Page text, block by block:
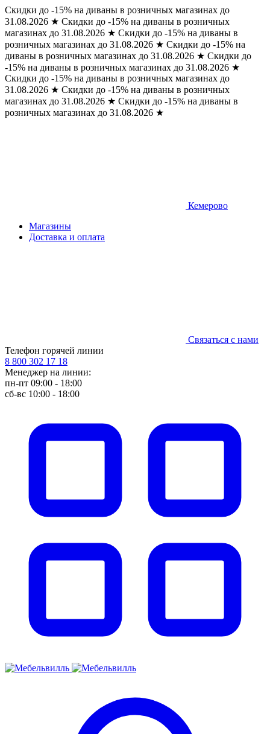
Скидки до -15% на диваны в розничных магазинах до
31.08.2026 ★ Скидки до -15% на диваны в розничных
магазинах до 31.08.2026 ★ Скидки до -15% на диваны в
розничных магазинах до 31.08.2026 ★ Скидки до -15% на
диваны в розничных магазинах до 31.08.2026 ★ Скидки до
-15% на диваны в розничных магазинах до 31.08.2026 ★
Скидки до -15% на диваны в розничных магазинах до
31.08.2026 ★ Скидки до -15% на диваны в розничных
магазинах до 31.08.2026 ★ Скидки до -15% на диваны в
розничных магазинах до 31.08.2026 ★
Кемерово
Магазины
Доставка и оплата
Связаться с нами
Телефон горячей линии
8 800 302 17 18
Менеджер на линии:
пн-пт 09:00 - 18:00
сб-вс 10:00 - 18:00